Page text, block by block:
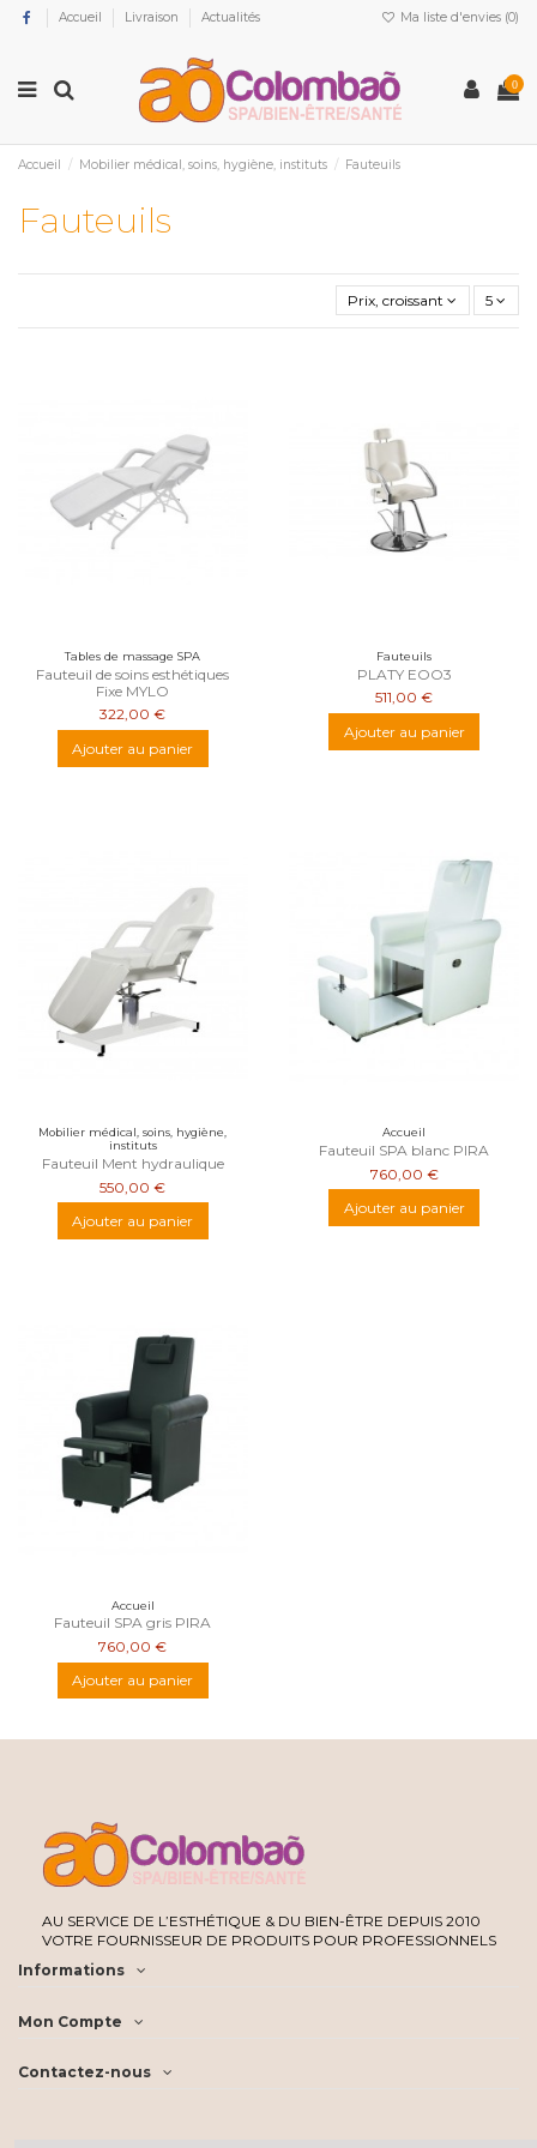
Accueil Livraison Actualités Ma liste d'envies (0)
0
Accueil Mobilier médical, soins, hygiène, instituts Fauteuils
Fauteuils
Prix, croissant 5
Tables de massage SPA
Fauteuil de soins esthétiques
Fixe MYLO
322,00 €
Ajouter au panier
Fauteuils
PLATY EOO3
511,00 €
Ajouter au panier
Mobilier médical, soins, hygiène,
instituts
Fauteuil Ment hydraulique
550,00 €
Ajouter au panier
Accueil
Fauteuil SPA blanc PIRA
760,00 €
Ajouter au panier
Accueil
Fauteuil SPA gris PIRA
760,00 €
Ajouter au panier
AU SERVICE DE L’ESTHÉTIQUE & DU BIEN-ÊTRE DEPUIS 2010
VOTRE FOURNISSEUR DE PRODUITS POUR PROFESSIONNELS
Informations
Mon Compte
Contactez-nous